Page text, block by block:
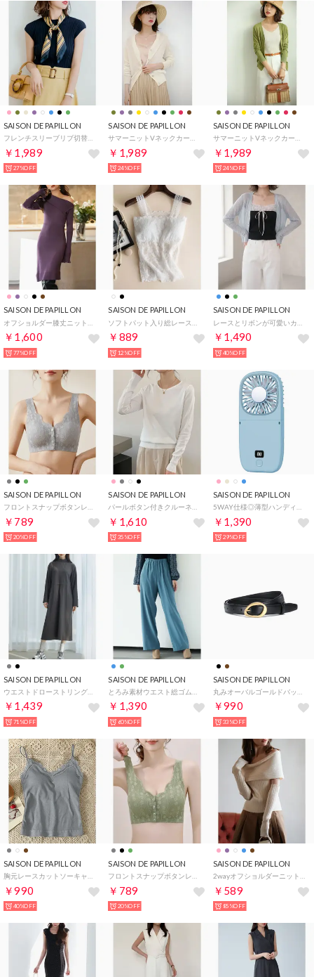
SAISON DE PAPILLON
￥1,989
27%OFF
SAISON DE PAPILLON
￥1,989
24%OFF
SAISON DE PAPILLON
￥1,989
24%OFF
SAISON DE PAPILLON
￥1,600
77%OFF
SAISON DE PAPILLON
￥889
12%OFF
SAISON DE PAPILLON
￥1,490
40%OFF
SAISON DE PAPILLON
￥789
20%OFF
SAISON DE PAPILLON
￥1,610
35%OFF
SAISON DE PAPILLON
￥1,390
29%OFF
SAISON DE PAPILLON
￥1,439
71%OFF
SAISON DE PAPILLON
￥1,390
60%OFF
SAISON DE PAPILLON
￥990
33%OFF
SAISON DE PAPILLON
￥990
40%OFF
SAISON DE PAPILLON
￥789
20%OFF
SAISON DE PAPILLON
￥589
85%OFF